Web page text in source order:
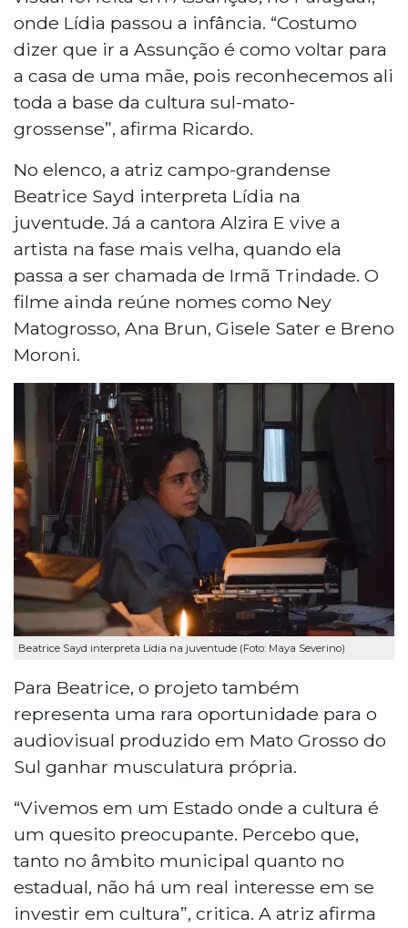
onde Lídia passou a infância. “Costumo
dizer que ir a Assunção é como voltar para
a casa de uma mãe, pois reconhecemos ali
toda a base da cultura sul-mato-
grossense”, afirma Ricardo.
No elenco, a atriz campo-grandense
Beatrice Sayd interpreta Lídia na
juventude. Já a cantora Alzira E vive a
artista na fase mais velha, quando ela
passa a ser chamada de Irmã Trindade. O
filme ainda reúne nomes como Ney
Matogrosso, Ana Brun, Gisele Sater e Breno
Moroni.
Beatrice Sayd interpreta Lídia na juventude (Foto: Maya Severino)
Para Beatrice, o projeto também
representa uma rara oportunidade para o
audiovisual produzido em Mato Grosso do
Sul ganhar musculatura própria.
“Vivemos em um Estado onde a cultura é
um quesito preocupante. Percebo que,
tanto no âmbito municipal quanto no
estadual, não há um real interesse em se
investir em cultura”, critica. A atriz afirma